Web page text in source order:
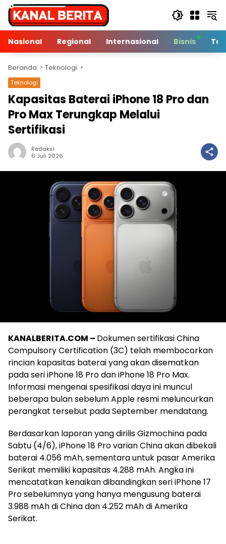
Langsung
konten
Nasional
Regional Internasional Bisnis
Beranda Teknologi
Teknologi
Kapasitas Baterai iPhone 18 Pro dan
Pro Max Terungkap Melalui
Sertifikasi
Redaksi
6 Juli 2026
KANALBERITA.COM – Dokumen sertifikasi China
Compulsory Certification (3C) telah membocorkan
rincian kapasitas baterai yang akan disematkan
pada seri iPhone 18 Pro dan iPhone 18 Pro Max.
Informasi mengenai spesifikasi daya ini muncul
beberapa bulan sebelum Apple resmi meluncurkan
perangkat tersebut pada September mendatang.
Berdasarkan laporan yang dirilis Gizmochina pada
Sabtu (4/6), iPhone 18 Pro varian China akan dibekali
baterai 4.056 mAh, sementara untuk pasar Amerika
Serikat memiliki kapasitas 4.288 mAh. Angka ini
mencatatkan kenaikan dibandingkan seri iPhone 17
Pro sebelumnya yang hanya mengusung baterai
3.988 mAh di China dan 4.252 mAh di Amerika
Serikat.